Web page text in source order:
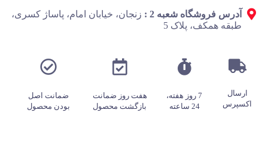
آدرس فروشگاه شعبه 2 :
زنجان، خیابان امام، پاساژ کسری،
طبقه همکف، پلاک 5
ارسال
اکسپرس
7 روز هفته،
24 ساعته
هفت روز ضمانت
بازگشت محصول
ضمانت اصل
بودن محصول